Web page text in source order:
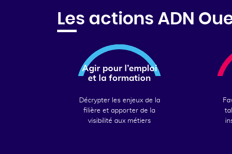
Les actions ADN
Agir pour l’emploi
et la formation
Décrypter les enjeux de la
filière et apporter de la
visibilité aux métiers